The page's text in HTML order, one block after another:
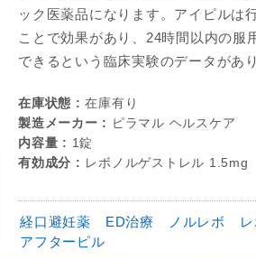
ック医薬品になります。アイピルは
ことで効果があり、24時間以内の服
できるという臨床実験のデータがあ
在庫状態 :在庫有り
製造メーカー : ピラマル ヘルスケア
内容量 : 1錠
有効成分 : レボノルゲストレル 1.5mg
経口避妊薬 ED治療 ノルレボ
アフターピル